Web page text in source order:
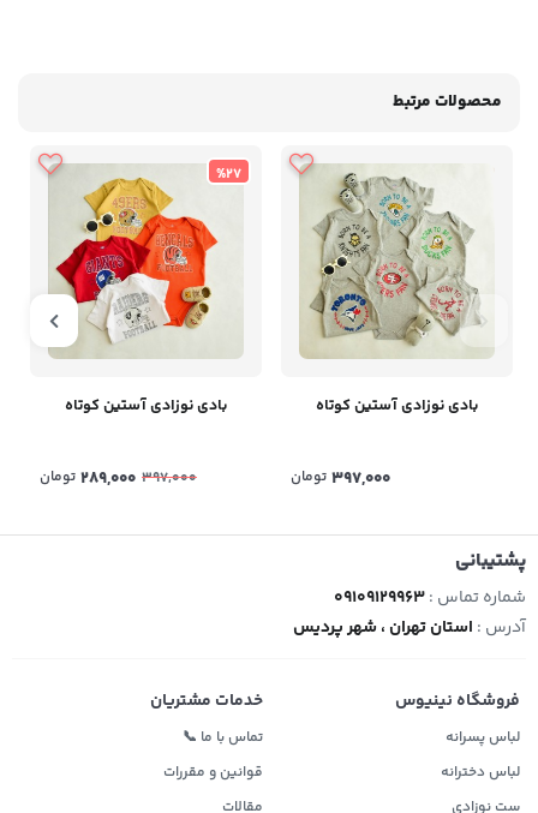
محصولات مرتبط
بادی نوزادی آستین کوتاه
397,000 تومان
%27
بادی نوزادی آستین کوتاه
397,000
289,000 تومان
پشتیبانی
شماره تماس :09109129963
آدرس : استان تهران ، شهر پردیس
فروشگاه نینیوس
لباس پسرانه
لباس دخترانه
ست نوزادی
خدمات مشتریان
تماس با ما 📞
قوانین و مقررات
مقالات